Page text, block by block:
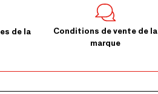
de la
Conditions de vente de la
marque